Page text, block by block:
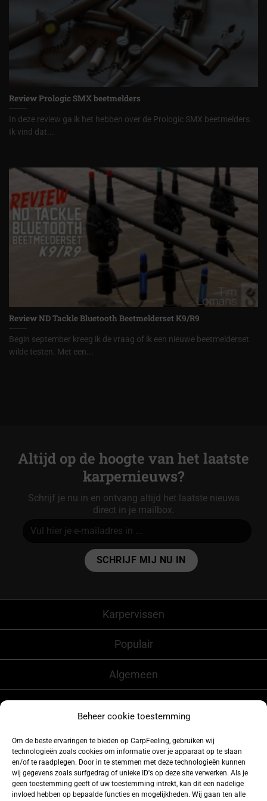
Beheer cookie toestemming
Om de beste ervaringen te bieden op CarpFeeling, gebruiken wij
technologieën zoals cookies om informatie over je apparaat op te slaan
en/of te raadplegen. Door in te stemmen met deze technologieën kunnen
wij gegevens zoals surfgedrag of unieke ID's op deze site verwerken. Als je
geen toestemming geeft of uw toestemming intrekt, kan dit een nadelige
invloed hebben op bepaalde functies en mogelijkheden. Wij gaan ten alle
Review Prologic SMX beetmelders
In deze review ga ik het hebben over de Prologic SMX beetmelders.
Ik vind dat...
Review ND Tackle Bluetooth Beetmelderset K9/R9
Begin september kreeg ik de vraag of ik een nieuwe beetmelderset
wilde testen. Met een...
Altijd op de hoogte van het laatste
karpernieuws?
Schrijf je nu in en ontvang altijd het laatste nieuws
direct in je mailbox.
Karpervissen
Populair
Algemeen
CarpFeeling
Volg ons ook op